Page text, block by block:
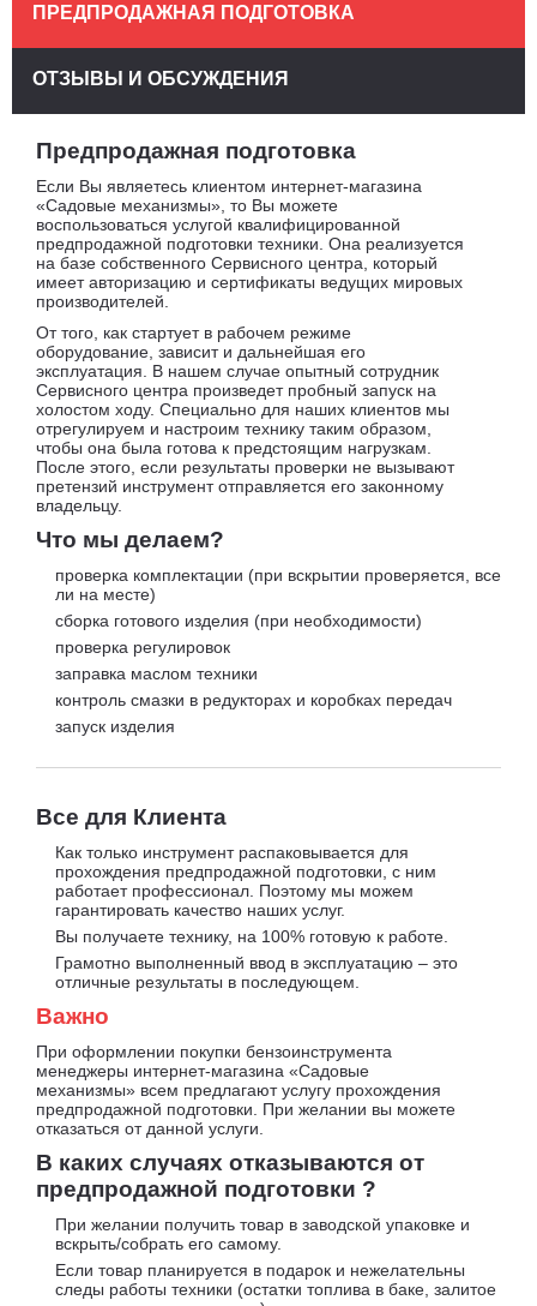
Предпродажная подготовка
Если Вы являетесь клиентом интернет-магазина
«Садовые механизмы», то Вы можете
воспользоваться услугой квалифицированной
предпродажной подготовки техники. Она реализуется
на базе собственного Сервисного центра, который
имеет авторизацию и сертификаты ведущих мировых
производителей.
От того, как стартует в рабочем режиме
оборудование, зависит и дальнейшая его
эксплуатация. В нашем случае опытный сотрудник
Сервисного центра произведет пробный запуск на
холостом ходу. Специально для наших клиентов мы
отрегулируем и настроим технику таким образом,
чтобы она была готова к предстоящим нагрузкам.
После этого, если результаты проверки не вызывают
претензий инструмент отправляется его законному
владельцу.
Что мы делаем?
проверка комплектации (при вскрытии проверяется, все
ли на месте)
сборка готового изделия (при необходимости)
проверка регулировок
заправка маслом техники
контроль смазки в редукторах и коробках передач
запуск изделия
Все для Клиента
Как только инструмент распаковывается для
прохождения предпродажной подготовки, с ним
работает профессионал. Поэтому мы можем
гарантировать качество наших услуг.
Вы получаете технику, на 100% готовую к работе.
Грамотно выполненный ввод в эксплуатацию – это
отличные результаты в последующем.
Важно
При оформлении покупки бензоинструмента
менеджеры интернет-магазина «Садовые
механизмы» всем предлагают услугу прохождения
предпродажной подготовки. При желании вы можете
отказаться от данной услуги.
В каких случаях отказываются от
предпродажной подготовки ?
При желании получить товар в заводской упаковке и
вскрыть/собрать его самому.
Если товар планируется в подарок и нежелательны
следы работы техники (остатки топлива в баке, залитое
ПРЕДПРОДАЖНАЯ ПОДГОТОВКА
ОТЗЫВЫ И ОБСУЖДЕНИЯ